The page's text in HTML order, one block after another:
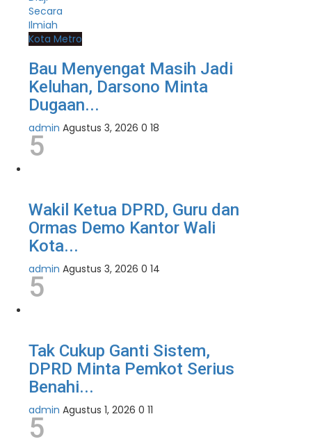
Kota Metro
Bau Menyengat Masih Jadi
Keluhan, Darsono Minta
Dugaan...
admin Agustus 3, 2026 0 18
5
Wakil Ketua DPRD, Guru dan
Ormas Demo Kantor Wali
Kota...
admin Agustus 3, 2026 0 14
5
Tak Cukup Ganti Sistem,
DPRD Minta Pemkot Serius
Benahi...
admin Agustus 1, 2026 0 11
5